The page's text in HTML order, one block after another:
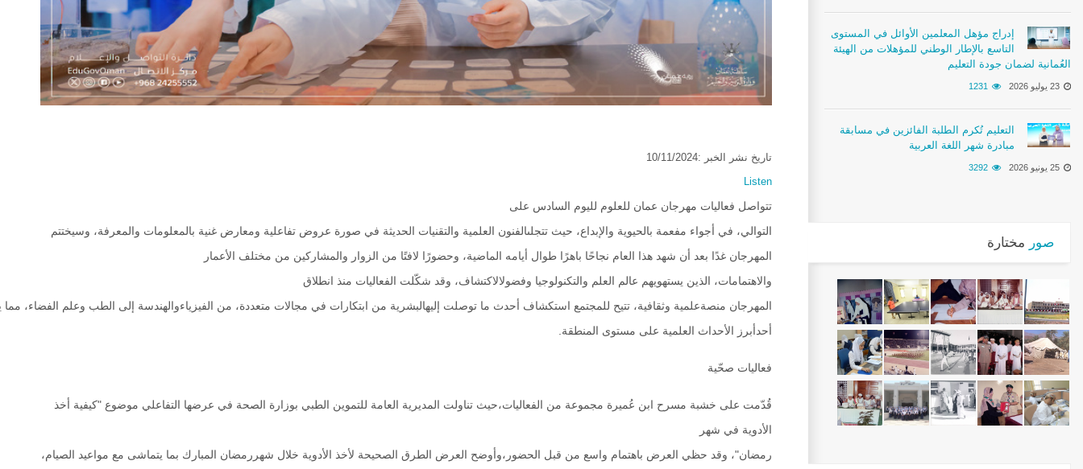
تاريخ نشر الخبر :10/11/2024
Listen
تتواصل فعاليات مهرجان عمان للعلوم لليوم السادس على
التوالي، في أجواء مفعمة بالحيوية والإبداع، حيث تتجلىالفنون العلمية والتقنيات الحديثة في صورة عروض تفاعلية ومعارض غنية بالمعلومات والمعرفة، وسيختتم
المهرجان غدًا بعد أن شهد هذا العام نجاحًا باهرًا طوال أيامه الماضية، وحضورًا لافتًا من الزوار والمشاركين من مختلف الأعمار
والاهتمامات، الذين يستهويهم عالم العلم والتكنولوجيا وفضولالاكتشاف، وقد شكّلت الفعاليات منذ انطلاق
المهرجان منصةعلمية وثقافية، تتيح للمجتمع استكشاف أحدث ما توصلت إليهالبشرية من ابتكارات في مجالات متعددة، من الفيزياءوالهندسة إلى الطب وعلم الفضاء،
أحدأبرز الأحداث العلمية على مستوى المنطقة.
فعاليات صحّية
قُدّمت على خشبة مسرح ابن عُميرة مجموعة من الفعاليات،حيث تناولت المديرية العامة للتموين الطبي بوزارة الصحة في عرضها التفاعلي موضوع "كيفية أخذ
الأدوية في شهر
رمضان"، وقد حظي العرض باهتمام واسع من قبل الحضور،وأوضح العرض الطرق الصحيحة لأخذ الأدوية خلال شهررمضان المبارك بما يتماشى مع مواعيد الصيام،
إدراج مؤهل المعلمين الأوائل في المستوى
التاسع بالإطار الوطني للمؤهلات من الهيئة
العُمانية لضمان جودة التعليم
23 يوليو 2026 1231
التعليم تُكرم الطلبة الفائزين في مسابقة
مبادرة شهر اللغة العربية
25 يونيو 2026 3292
صور مختارة